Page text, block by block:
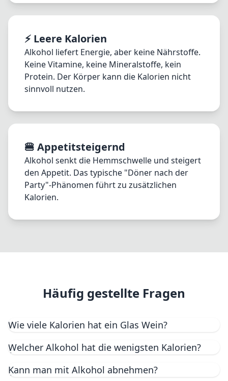
⚡ Leere Kalorien
Alkohol liefert Energie, aber keine Nährstoffe.
Keine Vitamine, keine Mineralstoffe, kein
Protein. Der Körper kann die Kalorien nicht
sinnvoll nutzen.
🍔 Appetitsteigernd
Alkohol senkt die Hemmschwelle und steigert
den Appetit. Das typische "Döner nach der
Party"-Phänomen führt zu zusätzlichen
Kalorien.
Häufig gestellte Fragen
Wie viele Kalorien hat ein Glas Wein?
144 kcalaus dem Alkohol. Weisswein (200ml,
durch den Restzucker noch mehr Kalorien haben.
Welcher Alkohol hat die wenigsten Kalorien?
Kann man mit Alkohol abnehmen?